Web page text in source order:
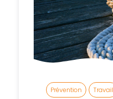
Prévention Travail